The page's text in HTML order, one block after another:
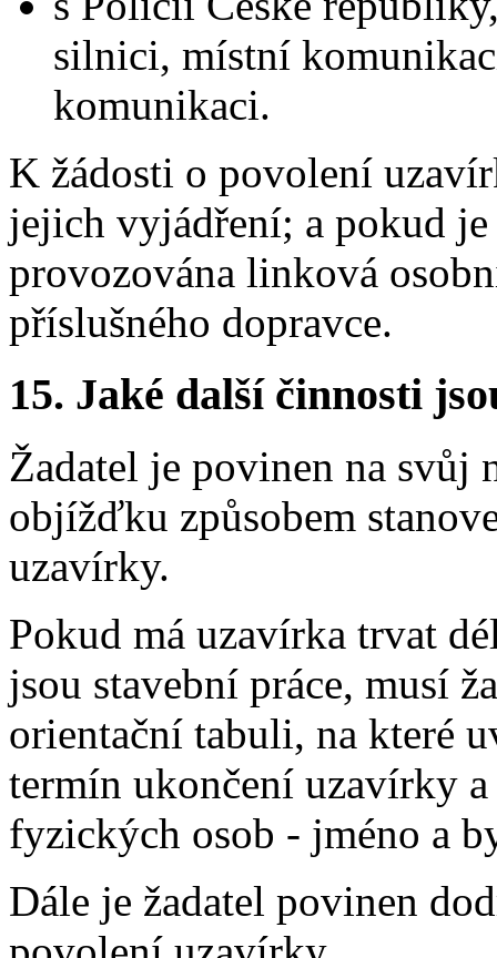
silnici, místní
komunikaci.
K žádosti o povolení
jejich vyjádření; a pokud
provozována linková
příslušného dopravce.
15. Jaké další činnosti
Žadatel je povinen na svůj
objížďku způsobem
uzavírky.
Pokud má uzavírka trvat
jsou stavební práce, musí
orientační tabuli, na které
termín ukončení uzavírky
fyzických osob - jméno a
Dále je žadatel povinen